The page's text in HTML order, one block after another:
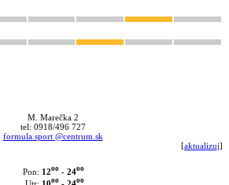
M. Marečka 2
tel: 0918/496 727
formula.sport @centrum.sk
[aktualizuj]
Pon: 12oo- 24oo
oo oo